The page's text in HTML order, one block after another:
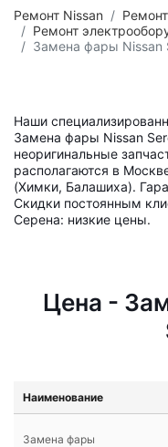
Ремонт Nissan
Ремонт
Замена фары Nissan
Наши
Замена фары Nissan
неоригинальные
располагаются в
(Химки, Балашиха).
Скидки постоянным
Серена: низкие цены.
Цена -
Наименование
Замена фары